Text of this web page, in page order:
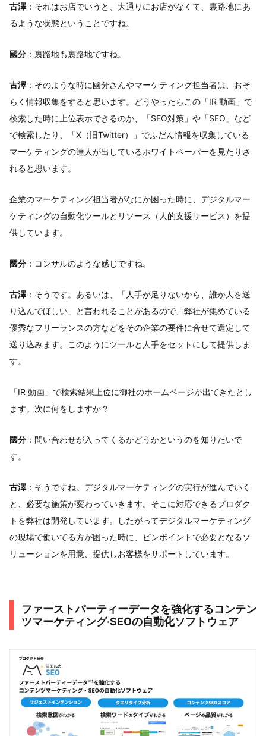
古澤：それはお店でいうと、大通りにお店がなくて、裏路地にあ
るような状態ということですね。
國分 ：裏路地も裏路地ですね。
古澤：そのような時に國分さんやマーケティング担当者は、おそ
らく情報収集をすると思います。どうやったらこの「IR 動画」で
検索した時に上位表示できるのか、「SEO対策」や「SEO」など
で検索したり、「X（旧Twitter）」でふだん情報を収集している
マーケティングの達人が出しているホワイトペーパーを見たりさ
れると思います。
企業のマーケティング担当者がなにか困った時に、デジタルマー
ケティングの自動化ツールとリソース（人的支援サービス）を提
供しています。
國分 ：コンサルのような感じですね。
古澤：そうです。あるいは、「人手が足りないから、誰か人を送
り込んでほしい」と言われることがあるので、弊社が集めている
優秀なフリーランスの方などをその企業の要件に合せて選定して
送り込みます。このようにツールと人手をセットにして提供しま
す。
「IR 動画」で検索結果上位に御社のホームページが出てきたとし
ます。次に何をしますか？
國分 ：問い合わせが入ってくるかどうかというのを知りたいで
す。
古澤：そうですね。デジタルマーケティングの実行が進んでいく
と、必要な施策が変わっていきます。そこに対応できるプロダク
トを弊社は開発しています。したがってデジタルマーケティング
の現場で働いてる方が困った時に、ピンポイントで必要となるソ
リューションを用意、提供しお客様をサポートしています。
ファーストパーティーデータを強化するコンテン
ツマーケティング‧SEOの自動化ソフトウェア